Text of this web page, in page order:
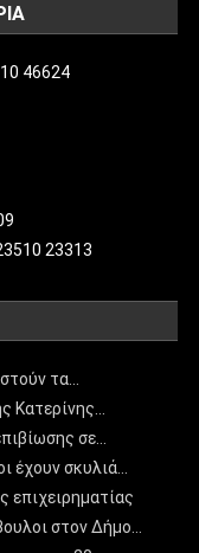
46624
23313
τα…
Κατερίνης…
σε…
έχουν σκυλιά…
επιχειρηματίας
στον Δήμο…